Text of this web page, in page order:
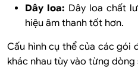
Dây loa: Dây loa chất
hiệu âm thanh tốt hơn.
Cấu hình cụ thể của các gói
khác nhau tùy vào từng